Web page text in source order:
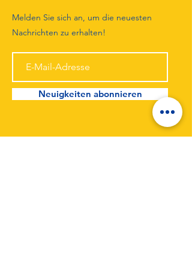
Melden Sie sich an, um die neuesten
Nachrichten zu erhalten!
Neuigkeiten abonnieren